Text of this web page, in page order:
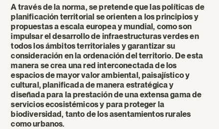
A través de la norma, se pretende que laspolíticas de
planificación territorial se orienten a los principios y
propuestas a escala europea y mundial, como son
impulsar el desarrollo de infraestructuras verdes en
todos los ámbitos territoriales y garantizar su
consideración en la ordenación del territorio. De esta
manera se crea una red interconectada de los
espacios de mayor valor ambiental, paisajístico y
cultural, planificada de manera estratégica y
diseñada para la prestación de una extensa gama de
servicios ecosistémicos y para proteger la
biodiversidad, tanto de los asentamientos rurales
como urbanos.